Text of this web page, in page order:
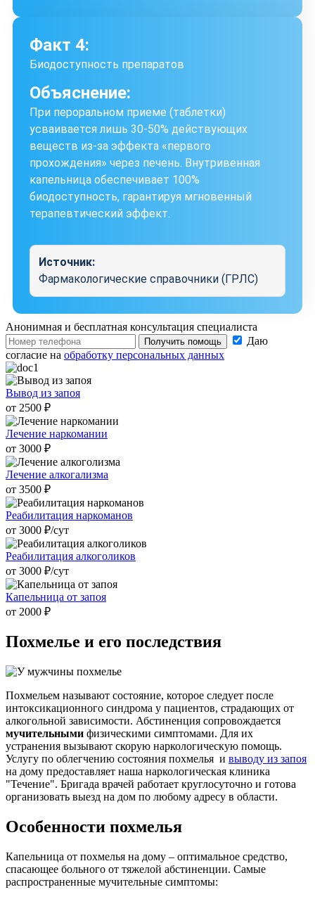
Факт 4:
Биодоступность препаратов
Объяснение:
При пероральном приеме (таблетки)
усваивается лишь 30-50% действующих
веществ из-за эффекта «первого
прохождения» через печень. Внутривенная
капельница обеспечивает 100%
биодоступность, гарантируя мгновенный
терапевтический эффект.
Источник:
Фармакологические справочники (ГРЛС)
Анонимная и бесплатная консультация специалиста
Получить помощь
Даю
согласие на обработку персональных данных
Вывод из запоя
от 2500 ₽
Лечение наркомании
от 3000 ₽
Лечение алкогализма
от 3500 ₽
Реабилитация наркоманов
от 3000 ₽/cут
Реабилитация алкоголиков
от 3000 ₽/cут
Капельница от запоя
от 2000 ₽
Похмелье и его последствия
Похмельем называют состояние, которое следует после
интоксикационного синдрома у пациентов, страдающих от
алкогольной зависимости. Абстиненция сопровождается
мучительными физическими симптомами. Для их
устранения вызывают скорую наркологическую помощь.
Услугу по облегчению состояния похмелья и выводу из запоя
на дому предоставляет наша наркологическая клиника
"Течение". Бригада врачей работает круглосуточно и готова
организовать выезд на дом по любому адресу в области.
Особенности похмелья
Капельница от похмелья на дому – оптимальное средство,
спасающее больного от тяжелой абстиненции. Самые
распространенные мучительные симптомы: